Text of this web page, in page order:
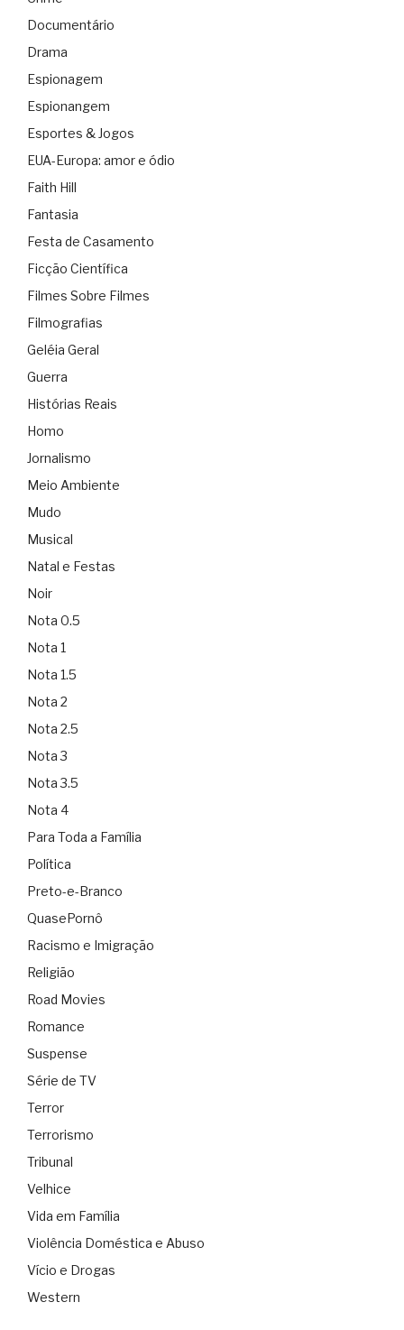
Documentário
Drama
Espionagem
Espionangem
Esportes & Jogos
EUA-Europa: amor e ódio
Faith Hill
Fantasia
Festa de Casamento
Ficção Científica
Filmes Sobre Filmes
Filmografias
Geléia Geral
Guerra
Histórias Reais
Homo
Jornalismo
Meio Ambiente
Mudo
Musical
Natal e Festas
Noir
Nota 0.5
Nota 1
Nota 1.5
Nota 2
Nota 2.5
Nota 3
Nota 3.5
Nota 4
Para Toda a Família
Política
Preto-e-Branco
QuasePornô
Racismo e Imigração
Religião
Road Movies
Romance
Suspense
Série de TV
Terror
Terrorismo
Tribunal
Velhice
Vida em Família
Violência Doméstica e Abuso
Vício e Drogas
Western